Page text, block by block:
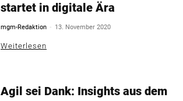
startet in digitale Ära
mgm-Redaktion - 13. November 2020
Weiterlesen
Agil sei Dank: Insights aus dem